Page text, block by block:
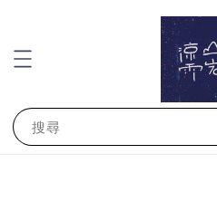
搜尋